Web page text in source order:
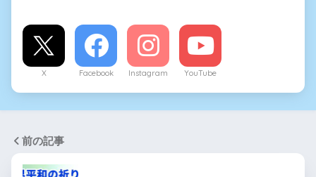
X Facebook Instagram YouTube
前の記事